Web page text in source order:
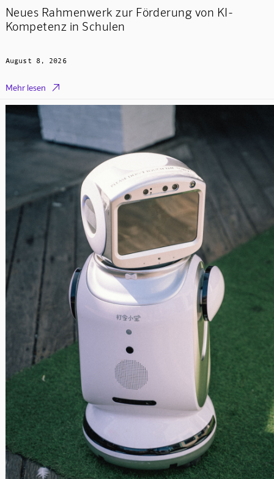
Neues Rahmenwerk zur Förderung von KI-
Kompetenz in Schulen
August 8, 2026
Mehr lesen 